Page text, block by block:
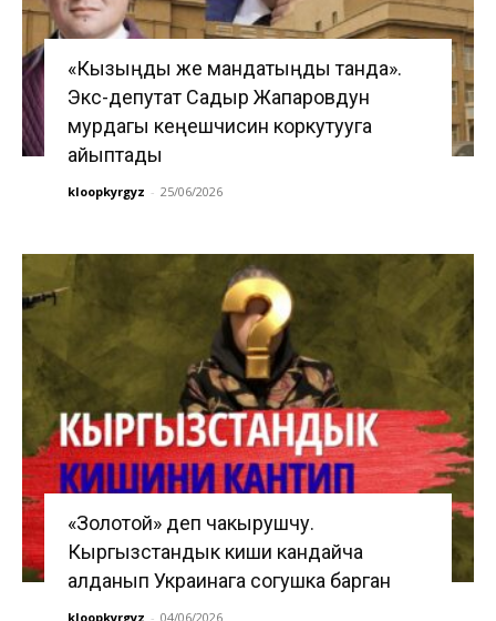
«Кызыңды же мандатыңды танда».
Экс-депутат Садыр Жапаровдун
мурдагы кеңешчисин коркутууга
айыптады
kloopkyrgyz - 25/06/2026
«Золотой» деп чакырушчу.
Кыргызстандык киши кандайча
алданып Украинага согушка барган
kloopkyrgyz - 04/06/2026